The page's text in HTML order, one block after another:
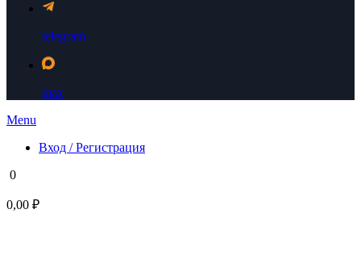
telegram
max
Menu
Вход / Регистрация
0
0,00 ₽